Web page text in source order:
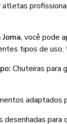
Joma, você pode
tipos de uso,
Chuteiras para
adaptados
desenhadas para